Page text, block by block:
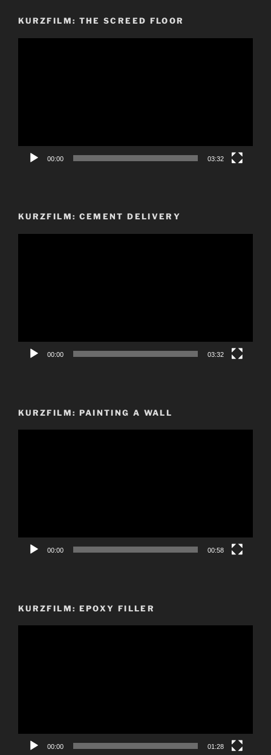
KURZFILM: THE SCREED FLOOR
00:00 03:32
KURZFILM: CEMENT DELIVERY
00:00 03:32
KURZFILM: PAINTING A WALL
00:00 00:58
KURZFILM: EPOXY FILLER
00:00 01:28